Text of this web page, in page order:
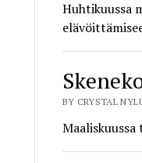
Huhtikuussa
BY CRYSTAL